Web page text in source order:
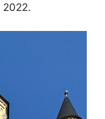
2022.